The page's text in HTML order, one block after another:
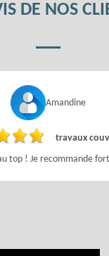
DE NOS
Amandine
travaux
top ! Je recommande